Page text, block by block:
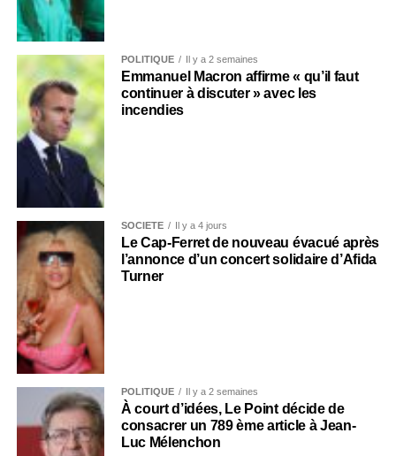
POLITIQUE Il y a 2 semaines
Emmanuel Macron affirme « qu’il faut
continuer à discuter » avec les
incendies
SOCIÉTÉ Il y a 4 jours
Le Cap-Ferret de nouveau évacué après
l’annonce d’un concert solidaire d’Afida
Turner
POLITIQUE Il y a 2 semaines
À court d’idées, Le Point décide de
consacrer un 789 ème article à Jean-
Luc Mélenchon